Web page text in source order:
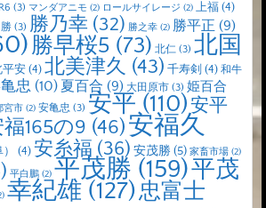
(3) マンダアニモ (2) ロールサイレージ (2) 上福 (4)
(3) 勝乃幸 (32) 勝之幸 (2) 勝平正 (9)
勝早桜5 (73) 北仁 (3) 北国
平安 (4) 北美津久 (43) 千寿剣 (4) 和牛
忠 (10) 夏百合 (9) 大田原市 (3) 姫百合
宮市 (2) 安亀忠 (3) 安平(110)安平
165の9 (46)安福久
(4) 安糸福 (36) 安茂勝 (5) 家畜市場 (2)
平白鵬 (2) 平茂勝 (159)平茂
幸紀雄 (127)忠富士